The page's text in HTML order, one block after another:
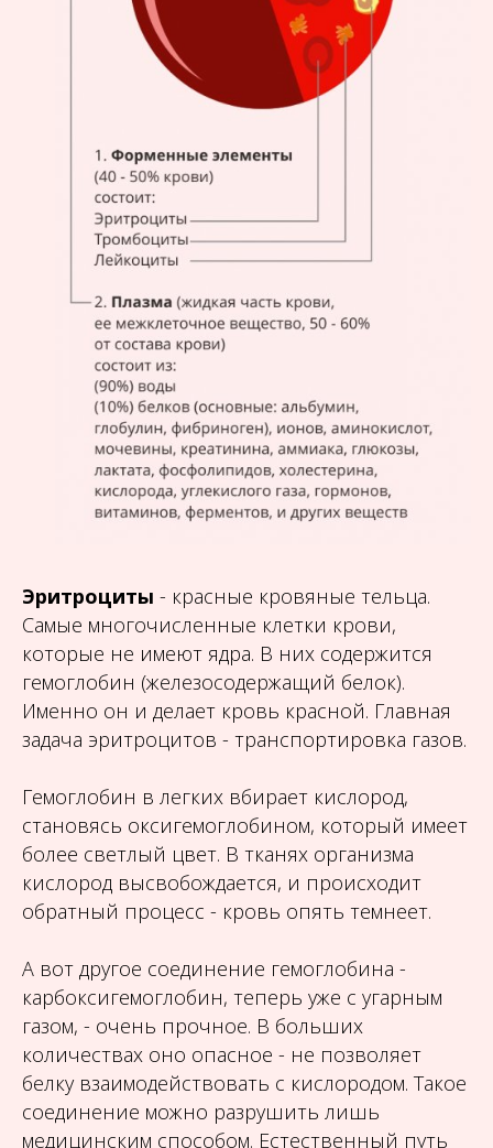
Эритроциты - красные кровяные тельца.
Самые многочисленные клетки крови,
которые не имеют ядра. В них содержится
гемоглобин (железосодержащий белок).
Именно он и делает кровь красной. Главная
задача эритроцитов - транспортировка газов.
Гемоглобин в легких вбирает кислород,
становясь оксигемоглобином, который имеет
более светлый цвет. В тканях организма
кислород высвобождается, и происходит
обратный процесс - кровь опять темнеет.
А вот другое соединение гемоглобина -
карбоксигемоглобин, теперь уже с угарным
газом, - очень прочное. В больших
количествах оно опасное - не позволяет
белку взаимодействовать с кислородом. Такое
соединение можно разрушить лишь
медицинским способом. Естественный путь